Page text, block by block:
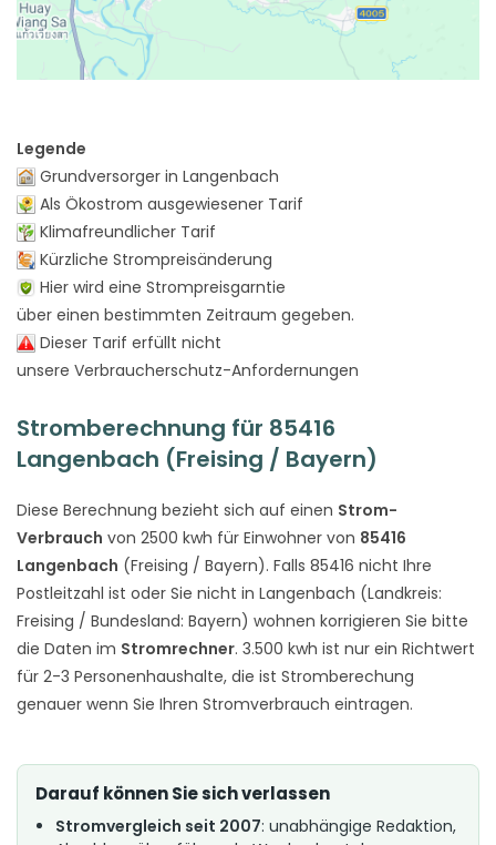
Legende
Grundversorger in Langenbach
Als Ökostrom ausgewiesener Tarif
Klimafreundlicher Tarif
Kürzliche Strompreisänderung
Hier wird eine Strompreisgarntie
über einen bestimmten Zeitraum gegeben.
Dieser Tarif erfüllt nicht
unsere Verbraucherschutz-Anfordernungen
Stromberechnung für 85416
Langenbach (Freising / Bayern)
Diese Berechnung bezieht sich auf einen Strom-
Verbrauch von 2500 kwh für Einwohner von 85416
Langenbach (Freising / Bayern). Falls 85416 nicht Ihre
Postleitzahl ist oder Sie nicht in Langenbach (Landkreis:
Freising / Bundesland: Bayern) wohnen korrigieren Sie bitte
die Daten im Stromrechner. 3.500 kwh ist nur ein Richtwert
für 2-3 Personenhaushalte, die ist Stromberechung
genauer wenn Sie Ihren Stromverbrauch eintragen.
Darauf können Sie sich verlassen
Stromvergleich seit 2007: unabhängige Redaktion,